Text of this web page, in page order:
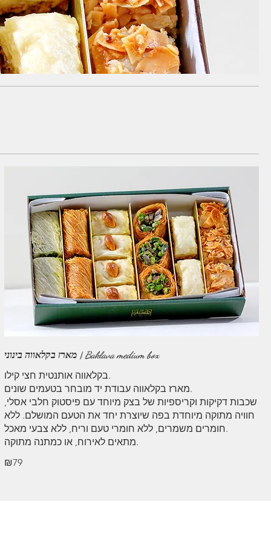
מארז בקלאווה בינוני | Baklava medium box
בקלאווה אותנטית חצי קילו.
מארז בקלאווה עבודת יד מובחר בטעמים שונים.
שכבות דקיקות וקריספיות של בצק מיוחד עם פיסטוק חלבי אסלי,
חוויה מתוקה מיוחדת בפה שיוצרת יחד את הטעם המושלם. ללא
חומרים משמרים, ללא חומרי טעם וריח, ללא צבעי מאכל.
₪79